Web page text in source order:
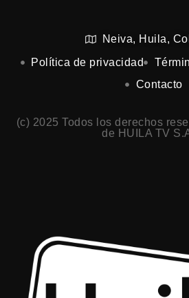
Neiva, Huila,
Política de privacidad
Contacto
(c) 2025 Todos los derechos
de HUILA TV